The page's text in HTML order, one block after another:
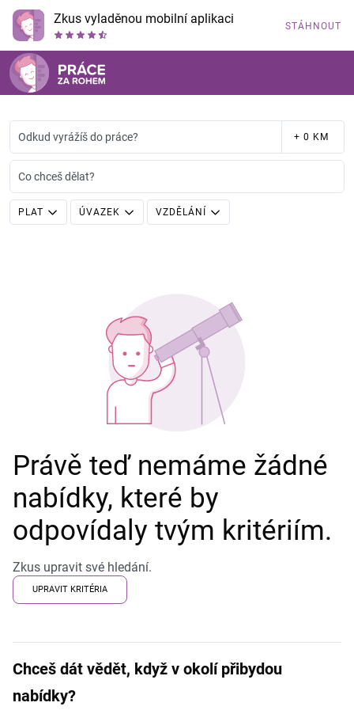
Zkus vyladěnou mobilní aplikaci STÁHNOUT
Odkud vyrážíš do práce? + 0 KM
Co chceš dělat?
PLAT ÚVAZEK VZDĚLÁNÍ
Právě teď nemáme žádné
nabídky, které by
odpovídaly tvým kritériím.
Zkus upravit své hledání.
UPRAVIT KRITÉRIA
Chceš dát vědět, když v okolí přibydou
nabídky?